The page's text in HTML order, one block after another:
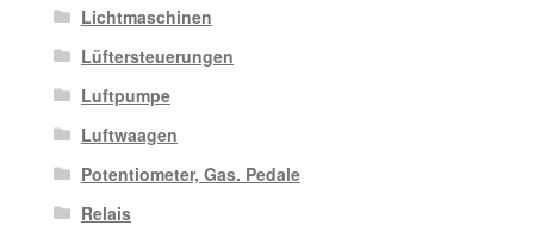
Lichtmaschinen
Lüftersteuerungen
Luftpumpe
Luftwaagen
Potentiometer, Gas. Pedale
Relais